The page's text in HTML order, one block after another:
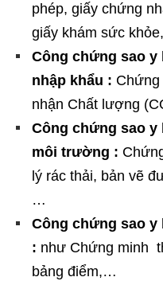
phép, giấy chứng
giấy khám sức
Công chứng sao
nhập khẩu :
nhận Chất lượng
Công chứng sao
môi trường :
lý rác thải, bản vẽ
…
Công chứng sao y
: như Chứng minh
bảng điểm,…